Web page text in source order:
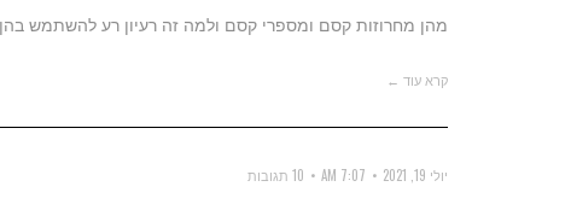
מהן מחרוזות קסם ומספרי קסם ולמה זה רעיון רע להשתמש
קרא עוד ←
יולי 19, 2021 7:07 AM 10 תגובות